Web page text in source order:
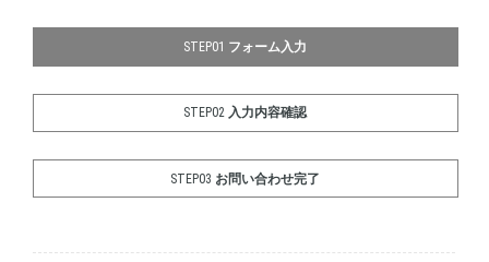
STEP01 フォーム入力
STEP02 入力内容確認
STEP03 お問い合わせ完了